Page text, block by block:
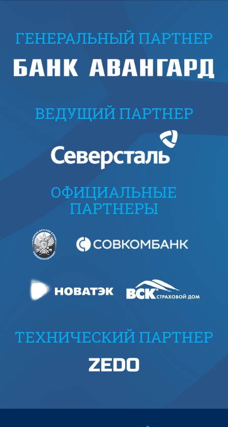
ГЕНЕРАЛЬНЫЙ ПАРТНЕР
ВЕДУЩИЙ ПАРТНЕР
ОФИЦИАЛЬНЫЕ
ПАРТНЕРЫ
ТЕХНИЧЕСКИЙ ПАРТНЕР